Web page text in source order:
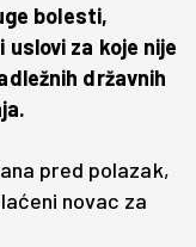
bolesti,
za koje nije
državnih
pred polazak,
novac za